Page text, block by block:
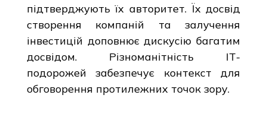
підтверджують їх авторитет. Їх досвід
створення компаній та залучення
інвестицій доповнює дискусію багатим
досвідом. Різноманітність ІТ-
подорожей забезпечує контекст для
обговорення протилежних точок зору.